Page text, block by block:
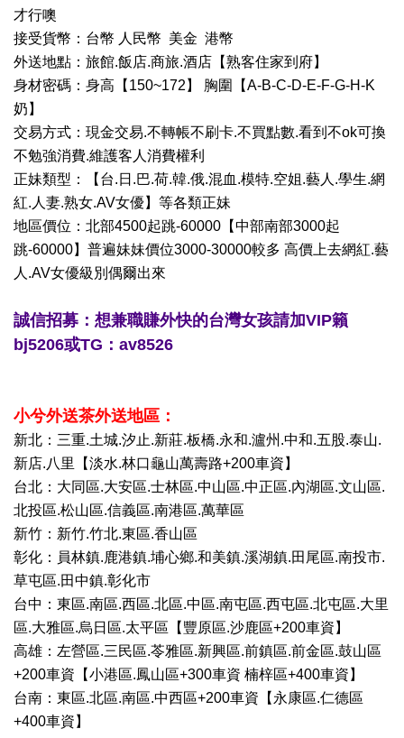
才行噢
接受貨幣：台幣 人民幣 美金 港幣
外送地點：旅館.飯店.商旅.酒店【熟客住家到府】
身材密碼：身高【150~172】 胸圍【A-B-C-D-E-F-G-H-K
奶】
交易方式：現金交易.不轉帳不刷卡.不買點數.看到不ok可換
不勉強消費.維護客人消費權利
正妹類型：【台.日.巴.荷.韓.俄.混血.模特.空姐.藝人.學生.網
紅.人妻.熟女.AV女優】等各類正妹
地區價位：北部4500起跳-60000【中部南部3000起
跳-60000】普遍妹妹價位3000-30000較多 高價上去網紅.藝
人.AV女優級別偶爾出來
誠信招募：想兼職賺外快的台灣女孩請加VIP籟
bj5206或TG：av8526
小兮外送茶外送地區：
新北：三重.土城.汐止.新莊.板橋.永和.瀘州.中和.五股.泰山.
新店.八里【淡水.林口龜山萬壽路+200車資】
台北：大同區.大安區.士林區.中山區.中正區.內湖區.文山區.
北投區.松山區.信義區.南港區.萬華區
新竹：新竹.竹北.東區.香山區
彰化：員林鎮.鹿港鎮.埔心鄉.和美鎮.溪湖鎮.田尾區.南投市.
草屯區.田中鎮.彰化市
台中：東區.南區.西區.北區.中區.南屯區.西屯區.北屯區.大里
區.大雅區.烏日區.太平區【豐原區.沙鹿區+200車資】
高雄：左營區.三民區.苓雅區.新興區.前鎮區.前金區.鼓山區
+200車資【小港區.鳳山區+300車資 楠梓區+400車資】
台南：東區.北區.南區.中西區+200車資【永康區.仁德區
+400車資】